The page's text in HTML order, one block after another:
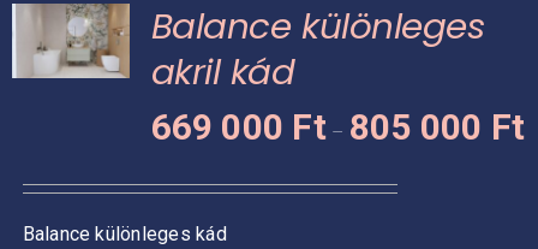
van.
A
változatok
a
választhatók
ki
Balance különleges
akril kád
669 000 Ft – 805 000 Ft
Balance különleges kád